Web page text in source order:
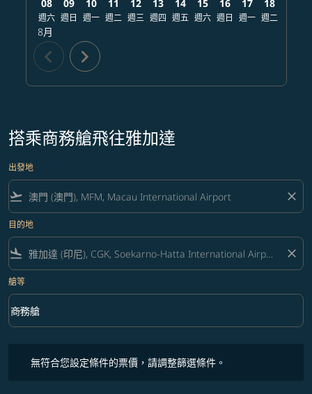
08
週六
8月
09
週日
10
週一
11
週二
12
週三
13
週四
14
週五
15
週六
16
週日
17
週一
18
週二
chevron_left chevron_right
搭乘商務艙飛往雅加達
出發地
flight_takeoff close
目的地
flight_land close
艙等
艙等 option 商務艙 Selected
商務艙
keyboard_arrow_down
無符合您設定條件的票價，請調整篩選條件。